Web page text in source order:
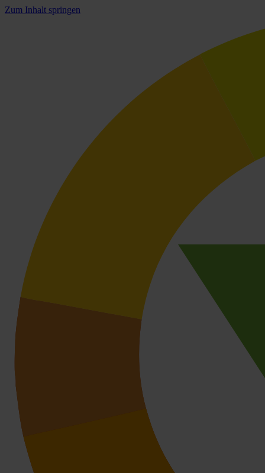
Zum Inhalt springen